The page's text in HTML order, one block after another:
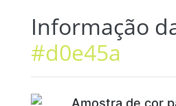
Informação
#d0e45a